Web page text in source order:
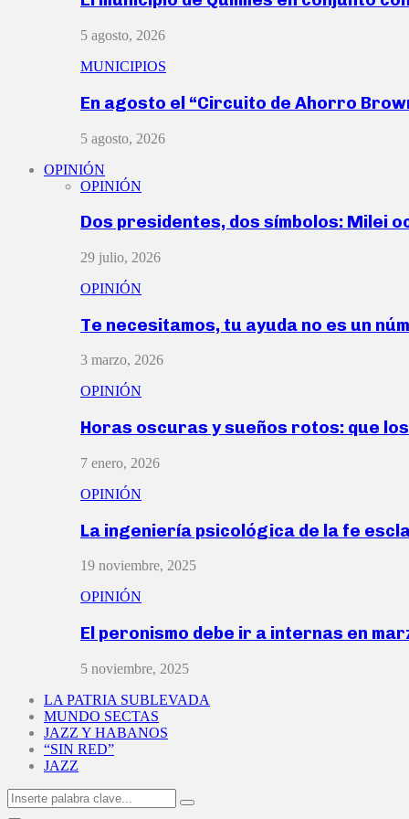
5 agosto, 2026
MUNICIPIOS
En agosto el “Circuito de Ahorro
5 agosto, 2026
OPINIÓN
OPINIÓN
Dos presidentes, dos símbolos: Milei
29 julio, 2026
OPINIÓN
Te necesitamos, tu ayuda no es un
3 marzo, 2026
OPINIÓN
Horas oscuras y sueños rotos: que
7 enero, 2026
OPINIÓN
La ingeniería psicológica de la fe
19 noviembre, 2025
OPINIÓN
El peronismo debe ir a internas en
5 noviembre, 2025
LA PATRIA SUBLEVADA
MUNDO SECTAS
JAZZ Y HABANOS
“SIN RED”
JAZZ
Search
for:
Search